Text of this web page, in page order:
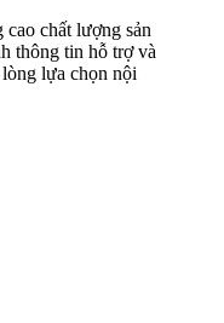
chất lượng sản
thông tin hỗ trợ và
lựa chọn nội